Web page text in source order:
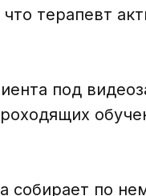
терапевт
под
по